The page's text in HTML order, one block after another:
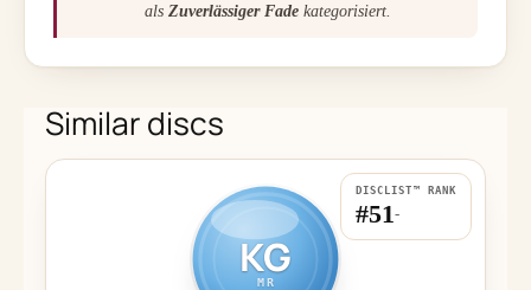
als Zuverlässiger Fadekategorisiert.
Similar discs
KG
MR
DISCLIST™ RANK
#51 -